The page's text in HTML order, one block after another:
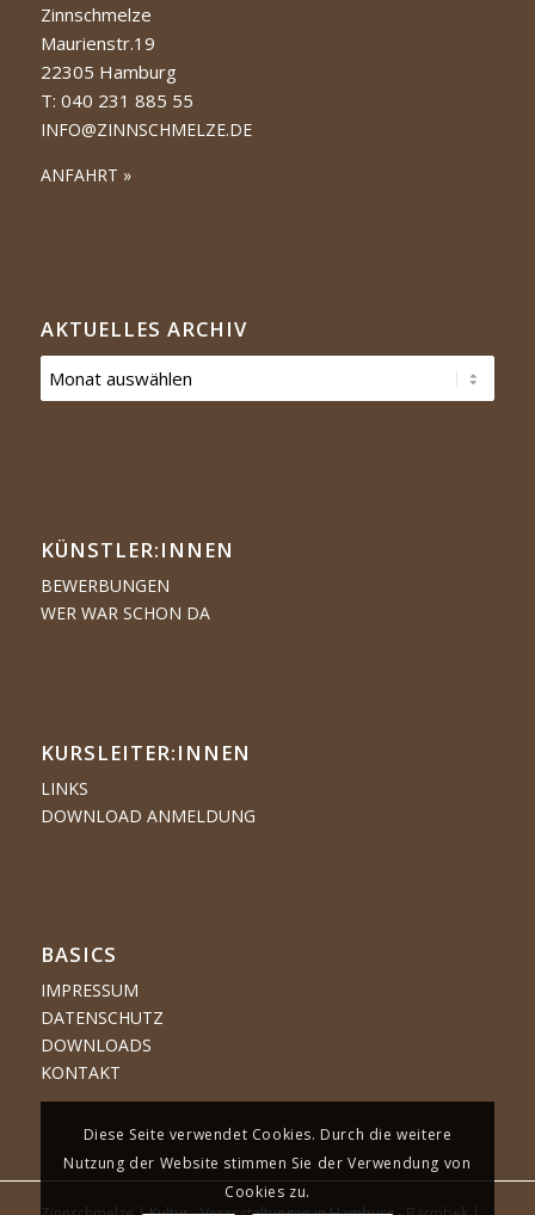
Zinnschmelze
Maurienstr.19
22305 Hamburg
T: 040 231 885 55
INFO@ZINNSCHMELZE.DE
ANFAHRT »
AKTUELLES ARCHIV
KÜNSTLER:­­INNEN
BEWERBUNGEN
WER WAR SCHON DA
KURSLEITER:INNEN
LINKS
DOWNLOAD ANMELDUNG
BASICS
IMPRESSUM
DATENSCHUTZ
DOWNLOADS
KONTAKT
Diese Seite verwendet Cookies. Durch die weitere
Nutzung der Website stimmen Sie der Verwendung von
Cookies zu.